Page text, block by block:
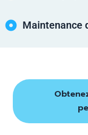
Maintenance